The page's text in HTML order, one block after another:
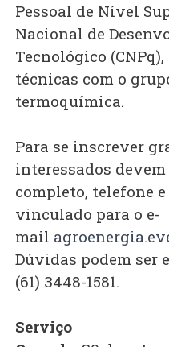
Pessoal de Nível
Nacional de
Tecnológico
técnicas com o
termoquímica.
Para se inscrever
interessados
completo, telefone
vinculado para o e-
mail
Dúvidas podem ser
(61) 3448-1581.
Serviço